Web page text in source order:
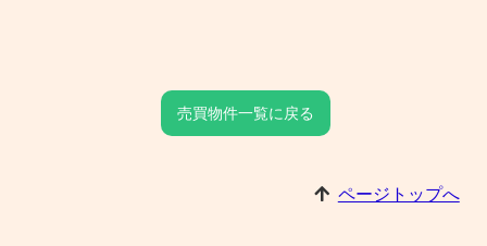
売買物件一覧に戻る
ページトップへ